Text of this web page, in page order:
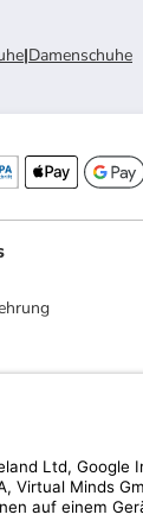
|Damenschuhe